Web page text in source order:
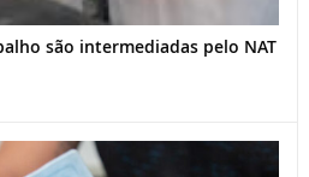
são intermediadas pelo NAT